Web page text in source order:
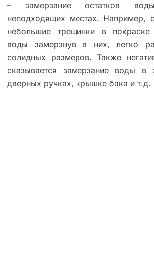
– замерзание остатков
неподходящих местах. Например,
небольшие трещинки в покраске
воды замерзнув в них, легко
солидных размеров. Также
сказывается замерзание воды в
дверных ручках, крышке бака и т.д.